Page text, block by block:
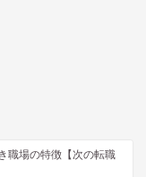
職場の特徴【次の転職